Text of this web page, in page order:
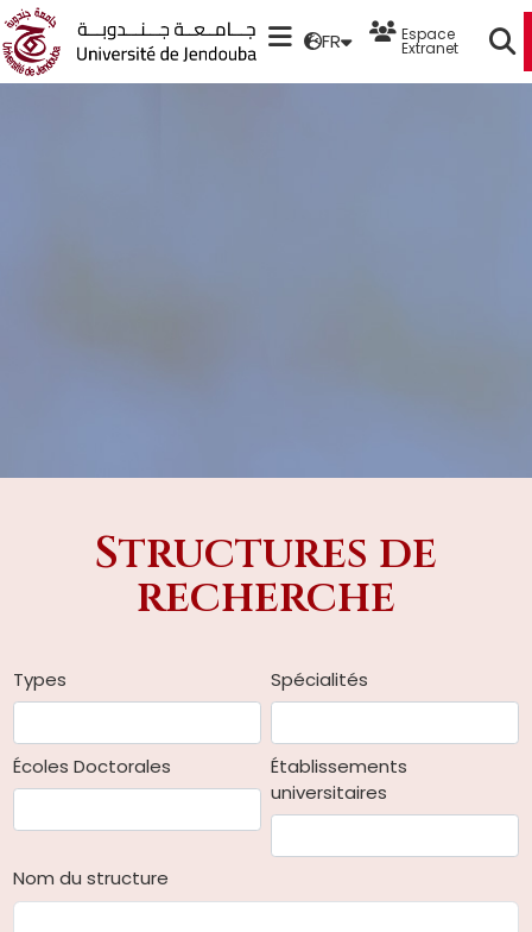
FR Espace
Extranet
Structures de
recherche
Types Spécialités
Écoles Doctorales
Établissements
universitaires
Nom du structure